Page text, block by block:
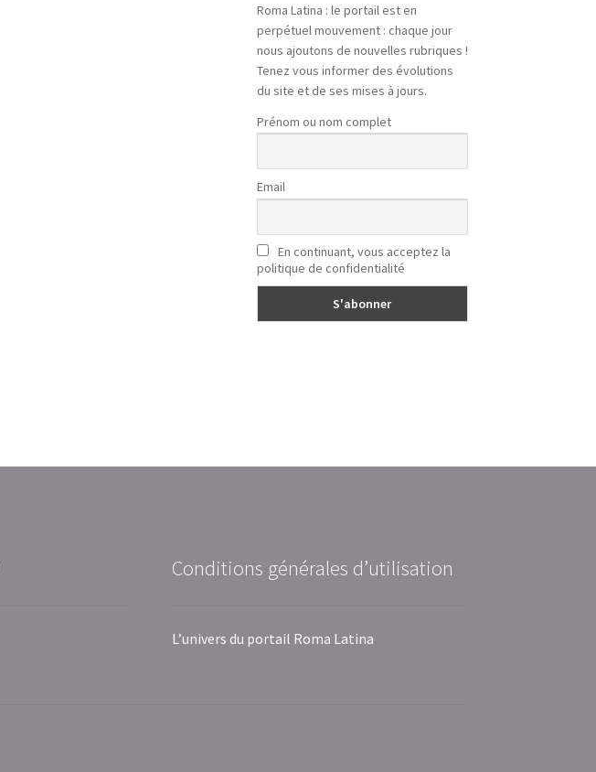
Roma Latina : le portail est en
perpétuel mouvement : chaque jour
nous ajoutons de nouvelles rubriques !
Tenez vous informer des évolutions
du site et de ses mises à jours.
Prénom ou nom complet
Email
En continuant, vous acceptez la
politique de confidentialité
Conditions générales d’utilisation
L’univers du portail Roma Latina